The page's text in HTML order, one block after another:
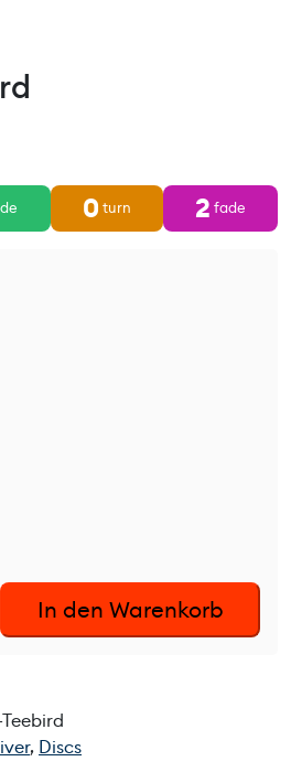
0 turn 2 fade
In den Warenkorb
, Discs